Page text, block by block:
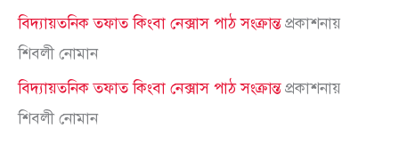
বিদ্যায়তনিক তফাত কিংবা নেক্সাস পাঠ সংক্রান্তপ্রকাশনায়
শিবলী নোমান
বিদ্যায়তনিক তফাত কিংবা নেক্সাস পাঠ সংক্রান্তপ্রকাশনায়
শিবলী নোমান